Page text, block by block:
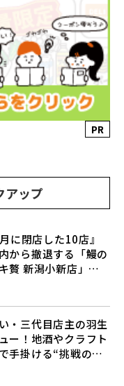
PR
アップ
に閉店した10店』
から撤退する「鰻の
贅 新潟小新店」が
・三代目店主の羽生
ー！地酒やクラフト
手掛ける“挑戦の歴